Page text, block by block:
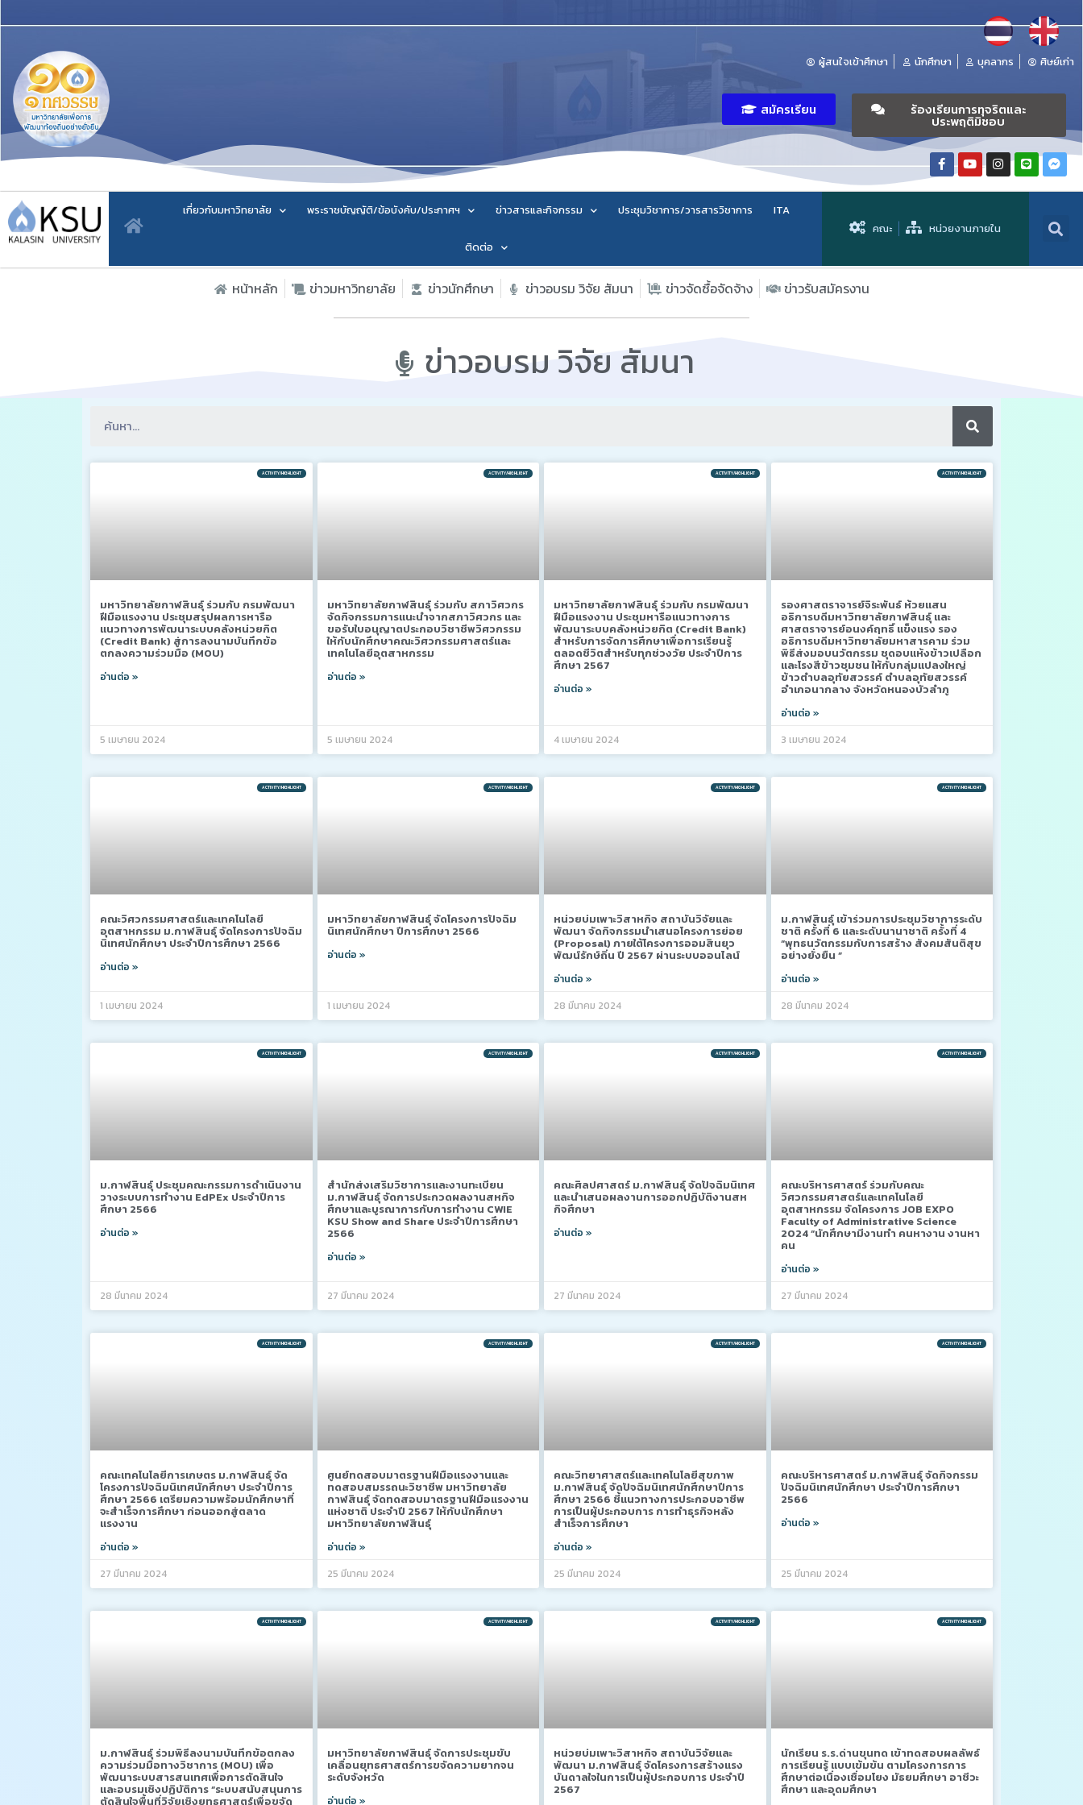
ผู้สนใจเข้าศึกษา นักศึกษา บุคลากร ศิษย์เก่า
สมัครเรียน ร้องเรียนการทุจริตและ
ประพฤติมิชอบ
เกี่ยวกับมหาวิทยาลัย พระราชบัญญัติ/ข้อบังคับ/ประกาศฯ ข่าวสารและกิจกรรม ประชุมวิชาการ/วารสารวิชาการ ITA
ติดต่อ
คณะ หน่วยงานภายใน
หน้าหลัก ข่าวมหาวิทยาลัย ข่าวนักศึกษา ข่าวอบรม วิจัย สัมนา ข่าวจัดซื้อจัดจ้าง ข่าวรับสมัครงาน
ข่าวอบรม วิจัย สัมนา
ACTIVITY/HIGHLIGHT
มหาวิทยาลัยกาฬสินธุ์ ร่วมกับ กรมพัฒนา
ฝีมือแรงงาน ประชุมสรุปผลการหารือ
แนวทางการพัฒนาระบบคลังหน่วยกิต
(Credit Bank) สู่การลงนามบันทึกข้อ
ตกลงความร่วมมือ (MOU)
อ่านต่อ »
5 เมษายน 2024
ACTIVITY/HIGHLIGHT
มหาวิทยาลัยกาฬสินธุ์ ร่วมกับ สภาวิศวกร
จัดกิจกรรมการแนะนำจากสภาวิศวกร และ
ขอรับใบอนุญาตประกอบวิชาชีพวิศวกรรม
ให้กับนักศึกษาคณะวิศวกรรมศาสตร์และ
เทคโนโลยีอุตสาหกรรม
อ่านต่อ »
5 เมษายน 2024
ACTIVITY/HIGHLIGHT
มหาวิทยาลัยกาฬสินธุ์ ร่วมกับ กรมพัฒนา
ฝีมือแรงงาน ประชุมหารือแนวทางการ
พัฒนาระบบคลังหน่วยกิต (Credit Bank)
สำหรับการจัดการศึกษาเพื่อการเรียนรู้
ตลอดชีวิตสำหรับทุกช่วงวัย ประจำปีการ
ศึกษา 2567
อ่านต่อ »
4 เมษายน 2024
ACTIVITY/HIGHLIGHT
รองศาสตราจารย์จิระพันธ์ ห้วยแสน
อธิการบดีมหาวิทยาลัยกาฬสินธุ์ และ
ศาสตราจารย์อนงค์ฤทธิ์ แข็งแรง รอง
อธิการบดีมหาวิทยาลัยมหาสารคาม ร่วม
พิธีส่งมอบนวัตกรรม ชุดอบแห้งข้าวเปลือก
และโรงสีข้าวชุมชน ให้กับกลุ่มแปลงใหญ่
ข้าวตำบลอุทัยสวรรค์ ตำบลอุทัยสวรรค์
อำเภอนากลาง จังหวัดหนองบัวลำภู
อ่านต่อ »
3 เมษายน 2024
ACTIVITY/HIGHLIGHT
คณะวิศวกรรมศาสตร์และเทคโนโลยี
อุตสาหกรรม ม.กาฬสินธุ์ จัดโครงการปัจฉิม
นิเทศนักศึกษา ประจำปีการศึกษา 2566
อ่านต่อ »
1 เมษายน 2024
ACTIVITY/HIGHLIGHT
มหาวิทยาลัยกาฬสินธุ์ จัดโครงการปัจฉิม
นิเทศนักศึกษา ปีการศึกษา 2566
อ่านต่อ »
1 เมษายน 2024
ACTIVITY/HIGHLIGHT
หน่วยบ่มเพาะวิสาหกิจ สถาบันวิจัยและ
พัฒนา จัดกิจกรรมนำเสนอโครงการย่อย
(Proposal) ภายใต้โครงการออมสินยุว
พัฒน์รักษ์ถิ่น ปี 2567 ผ่านระบบออนไลน์
อ่านต่อ »
28 มีนาคม 2024
ACTIVITY/HIGHLIGHT
ม.กาฬสินธุ์ เข้าร่วมการประชุมวิชาการระดับ
ชาติ ครั้งที่ 6 และระดับนานาชาติ ครั้งที่ 4
“พุทธนวัตกรรมกับการสร้าง สังคมสันติสุข
อย่างยั่งยืน ”
อ่านต่อ »
28 มีนาคม 2024
ACTIVITY/HIGHLIGHT
ม.กาฬสินธุ์ ประชุมคณะกรรมการดำเนินงาน
วางระบบการทำงาน EdPEx ประจำปีการ
ศึกษา 2566
อ่านต่อ »
28 มีนาคม 2024
ACTIVITY/HIGHLIGHT
สำนักส่งเสริมวิชาการและงานทะเบียน
ม.กาฬสินธุ์ จัดการประกวดผลงานสหกิจ
ศึกษาและบูรณาการกับการทำงาน CWIE
KSU Show and Share ประจำปีการศึกษา
2566
อ่านต่อ »
27 มีนาคม 2024
ACTIVITY/HIGHLIGHT
คณะศิลปศาสตร์ ม.กาฬสินธุ์ จัดปัจฉิมนิเทศ
และนำเสนอผลงานการออกปฏิบัติงานสห
กิจศึกษา
อ่านต่อ »
27 มีนาคม 2024
ACTIVITY/HIGHLIGHT
คณะบริหารศาสตร์ ร่วมกับคณะ
วิศวกรรมศาสตร์และเทคโนโลยี
อุตสาหกรรม จัดโครงการ JOB EXPO
Faculty of Administrative Science
2024 “นักศึกษามีงานทำ คนหางาน งานหา
คน
อ่านต่อ »
27 มีนาคม 2024
ACTIVITY/HIGHLIGHT
คณะเทคโนโลยีการเกษตร ม.กาฬสินธุ์ จัด
โครงการปัจฉิมนิเทศนักศึกษา ประจำปีการ
ศึกษา 2566 เตรียมความพร้อมนักศึกษาที่
จะสำเร็จการศึกษา ก่อนออกสู่ตลาด
แรงงาน
อ่านต่อ »
27 มีนาคม 2024
ACTIVITY/HIGHLIGHT
ศูนย์ทดสอบมาตรฐานฝีมือเเรงงานและ
ทดสอบสมรรถนะวิชาชีพ มหาวิทยาลัย
กาฬสินธุ์ จัดทดสอบมาตรฐานฝีมือแรงงาน
แห่งชาติ ประจำปี 2567 ให้กับนักศึกษา
มหาวิทยาลัยกาฬสินธุ์
อ่านต่อ »
25 มีนาคม 2024
ACTIVITY/HIGHLIGHT
คณะวิทยาศาสตร์และเทคโนโลยีสุขภาพ
ม.กาฬสินธุ์ จัดปัจฉิมนิเทศนักศึกษาปีการ
ศึกษา 2566 ชี้แนวทางการประกอบอาชีพ
การเป็นผู้ประกอบการ การทำธุรกิจหลัง
สำเร็จการศึกษา
อ่านต่อ »
25 มีนาคม 2024
ACTIVITY/HIGHLIGHT
คณะบริหารศาสตร์ ม.กาฬสินธุ์ จัดกิจกรรม
ปัจฉิมนิเทศนักศึกษา ประจำปีการศึกษา
2566
อ่านต่อ »
25 มีนาคม 2024
ACTIVITY/HIGHLIGHT
ม.กาฬสินธุ์ ร่วมพิธีลงนามบันทึกข้อตกลง
ความร่วมมือทางวิชาการ (MOU) เพื่อ
พัฒนาระบบสารสนเทศเพื่อการตัดสินใจ
และอบรมเชิงปฏิบัติการ “ระบบสนับสนุนการ
ตัดสินใจพื้นที่วิจัยเชิงยุทธศาสตร์เพื่อขจัด
ACTIVITY/HIGHLIGHT
มหาวิทยาลัยกาฬสินธุ์ จัดการประชุมขับ
เคลื่อนยุทธศาสตร์การขจัดความยากจน
ระดับจังหวัด
อ่านต่อ »
ACTIVITY/HIGHLIGHT
หน่วยบ่มเพาะวิสาหกิจ สถาบันวิจัยและ
พัฒนา ม.กาฬสินธุ์ จัดโครงการสร้างแรง
บันดาลใจในการเป็นผู้ประกอบการ ประจำปี
2567
ACTIVITY/HIGHLIGHT
นักเรียน ร.ร.ด่านขุนทด เข้าทดสอบผลลัพธ์
การเรียนรู้ แบบเข้มข้น ตามโครงการการ
ศึกษาต่อเนื่องเชื่อมโยง มัธยมศึกษา อาชีวะ
ศึกษา และอุดมศึกษา